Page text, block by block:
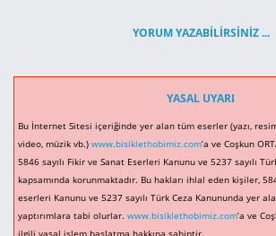
YORUM YAZABILIRSINIZ ...
YASAL UYARI
Bu İnternet Sitesi içeriğinde yer alan tüm eserler (yazı,
video, müzik vb.)www.bisiklethobimiz.com’a ve Coşkun
5846 sayılı Fikir ve Sanat Eserleri Kanunu ve 5237 sayılı
kapsamında korunmaktadır. Bu hakları ihlal eden kişiler,
eserleri Kanunu ve 5237 sayılı Türk Ceza Kanununda yer
yaptırımlara tabi olurlar.www.bisiklethobimiz.com’a ve
ilgili yasal işlem başlatma hakkına sahiptir.